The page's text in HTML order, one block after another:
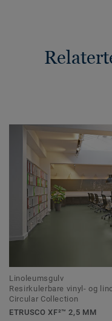
Linoleumsgulv
Resirkulerbare vinyl- og
Circular Collection
ETRUSCO XF²™ 2,5 MM